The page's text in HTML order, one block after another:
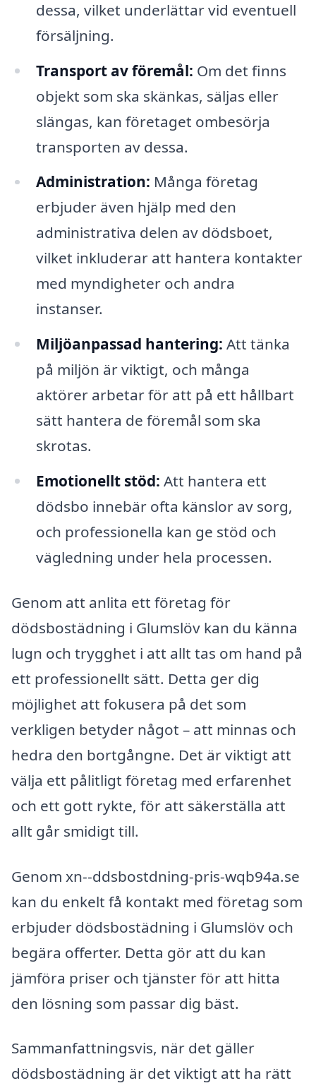
dessa, vilket underlättar vid eventuell
försäljning.
Transport av föremål: Om det finns
objekt som ska skänkas, säljas eller
slängas, kan företaget ombesörja
transporten av dessa.
Administration: Många företag
erbjuder även hjälp med den
administrativa delen av dödsboet,
vilket inkluderar att hantera kontakter
med myndigheter och andra
instanser.
Miljöanpassad hantering: Att tänka
på miljön är viktigt, och många
aktörer arbetar för att på ett hållbart
sätt hantera de föremål som ska
skrotas.
Emotionellt stöd: Att hantera ett
dödsbo innebär ofta känslor av sorg,
och professionella kan ge stöd och
vägledning under hela processen.
Genom att anlita ett företag för
dödsbostädning i Glumslöv kan du känna
lugn och trygghet i att allt tas om hand på
ett professionellt sätt. Detta ger dig
möjlighet att fokusera på det som
verkligen betyder något – att minnas och
hedra den bortgångne. Det är viktigt att
välja ett pålitligt företag med erfarenhet
och ett gott rykte, för att säkerställa att
allt går smidigt till.
Genom xn--ddsbostdning-pris-wqb94a.se
kan du enkelt få kontakt med företag som
erbjuder dödsbostädning i Glumslöv och
begära offerter. Detta gör att du kan
jämföra priser och tjänster för att hitta
den lösning som passar dig bäst.
Sammanfattningsvis, när det gäller
dödsbostädning är det viktigt att ha rätt